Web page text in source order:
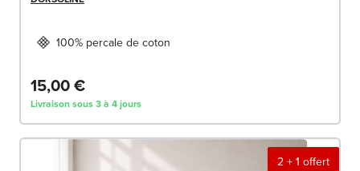
100% percale de coton
15,00 €
Livraison sous 3 à 4 jours
2 + 1 offert